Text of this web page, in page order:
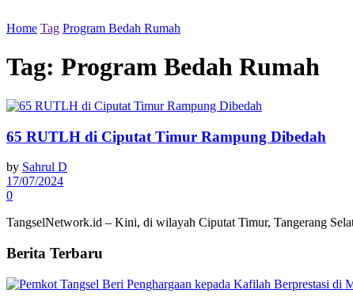
Home Tag Program Bedah Rumah
Tag: Program Bedah Rumah
65 RUTLH di Ciputat Timur Rampung Dibedah
by Sahrul D
17/07/2024
0
TangselNetwork.id – Kini, di wilayah Ciputat Timur, Tangerang
Berita Terbaru